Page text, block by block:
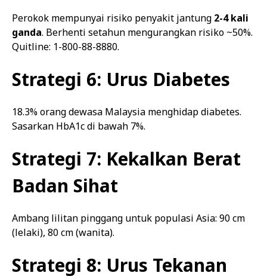
Perokok mempunyai risiko penyakit jantung 2-4 kali
ganda. Berhenti setahun mengurangkan risiko ~50%.
Quitline: 1-800-88-8880.
Strategi 6: Urus Diabetes
18.3% orang dewasa Malaysia menghidap diabetes.
Sasarkan HbA1c di bawah 7%.
Strategi 7: Kekalkan Berat
Badan Sihat
Ambang lilitan pinggang untuk populasi Asia: 90 cm
(lelaki), 80 cm (wanita).
Strategi 8: Urus Tekanan